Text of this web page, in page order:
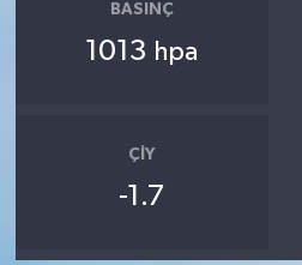
BASINÇ
1013 hpa
ÇIY
-1.7